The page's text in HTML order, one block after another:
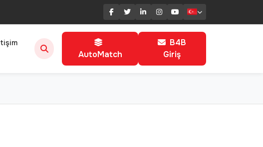
AutoMatch
B4B
Giriş